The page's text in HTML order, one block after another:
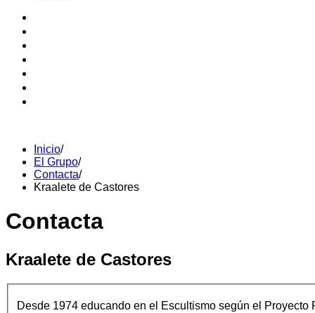
Inicio/
El Grupo/
Contacta/
Kraalete de Castores
Contacta
Kraalete de Castores
Desde 1974 educando en el Escultismo según el Proyecto